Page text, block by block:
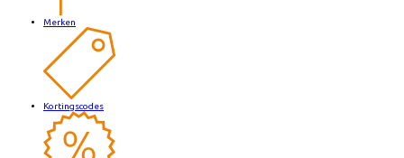
Merken
Kortingscodes